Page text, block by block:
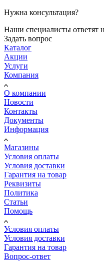
Нужна консультация?
Наши специалисты ответят
Задать вопрос
Каталог
Акции
Услуги
Компания
О компании
Новости
Контакты
Документы
Информация
Магазины
Условия оплаты
Условия доставки
Гарантия на товар
Реквизиты
Политика
Статьи
Помощь
Условия оплаты
Условия доставки
Гарантия на товар
Вопрос-ответ